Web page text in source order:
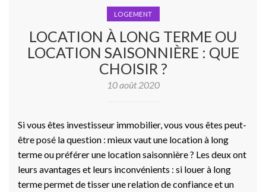
LOGEMENT
LOCATION À LONG TERME OU
LOCATION SAISONNIÈRE : QUE
CHOISIR ?
10 août 2020
Si vous êtes investisseur immobilier, vous vous êtes peut-
être posé la question : mieux vaut une location à long
terme ou préférer une location saisonnière ? Les deux ont
leurs avantages et leurs inconvénients : si louer à long
terme permet de tisser une relation de confiance et un